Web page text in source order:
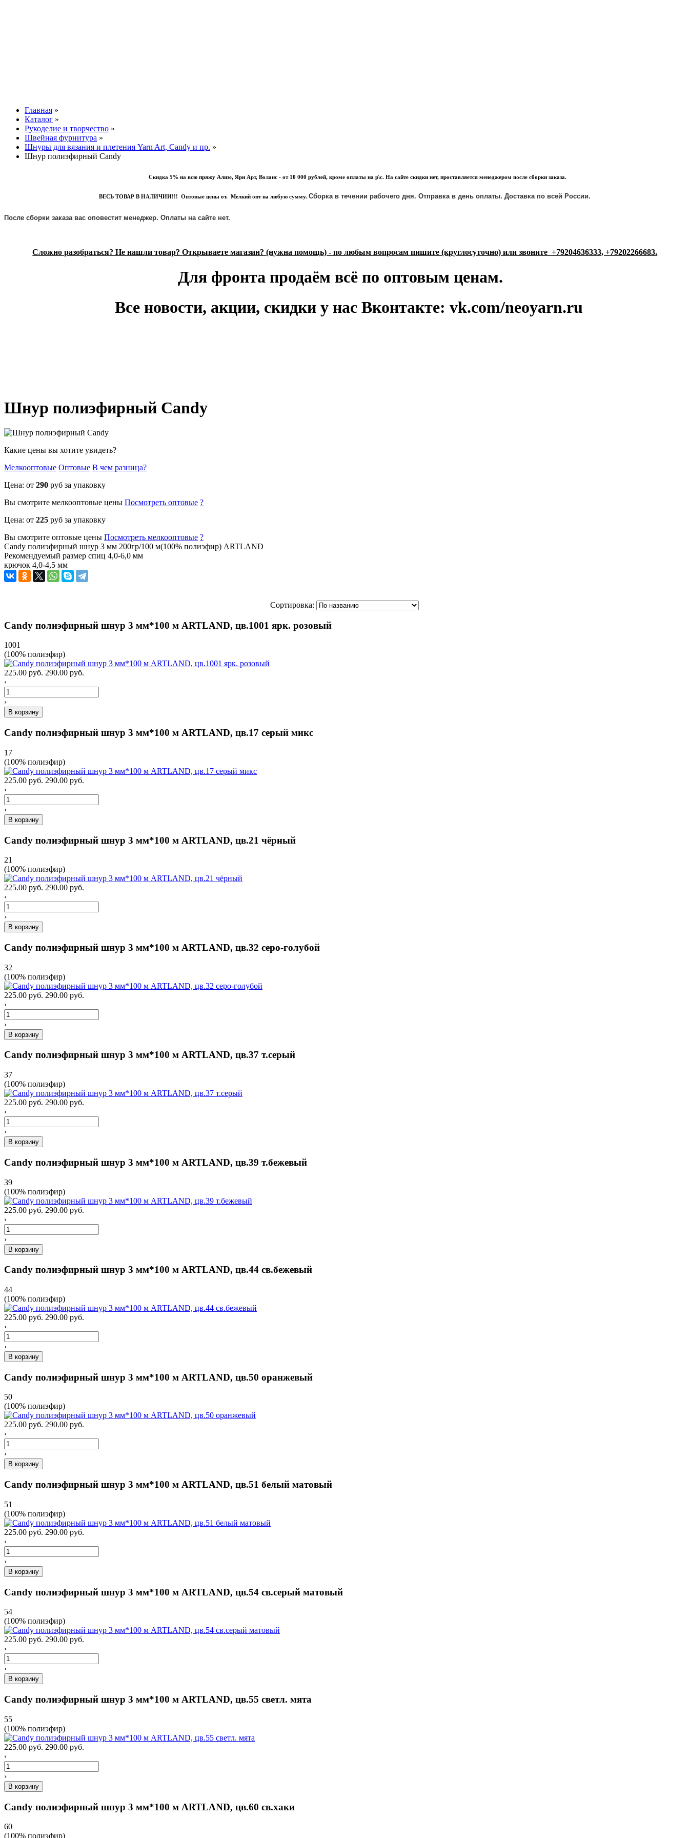
Главная »
Каталог »
Рукоделие и творчество »
Швейная фурнитура »
Шнуры для вязания и плетения Yarn Art, Candy и пр. »
Шнур полиэфирный Candy
Скидка 5% на всю пряжу Ализе, Ярн Арт, Воланс - от 10 000 рублей, кроме оплаты на р\с. На сайте скидки нет, проставляется менеджером после сборки заказа.
ВЕСЬ ТОВАР В НАЛИЧИИ!!! Оптовые цены от. Мелкий опт на любую сумму. Сборка в течении рабочего дня. Отправка в день оплаты. Доставка по всей России.
После сборки заказа вас оповестит менеджер. Оплаты на сайте нет.
Сложно разобраться? Не нашли товар?Открываете магазин? (нужна помощь) - по любым вопросам пишите (круглосуточно) или звоните+79204636333, +79202266683.
Для фронта продаём всё по оптовым ценам.
Все новости, акции, скидки у нас Вконтакте: vk.com/neoyarn.ru
Шнур полиэфирный Candy
Какие цены вы хотите увидеть?
Мелкооптовые Оптовые В чем разница?
Цена: от 290 руб за упаковку
Вы смотрите мелкооптовые цены Посмотреть оптовые ?
Цена: от 225 руб за упаковку
Вы смотрите оптовые цены Посмотреть мелкооптовые ?
Candy полиэфирный шнур 3 мм 200гр/100 м(100% полиэфир) ARTLAND
Рекомендуемый размер спиц 4,0-6,0 мм
крючок 4,0-4,5 мм
Сортировка:
Candy полиэфирный шнур 3 мм*100 м ARTLAND, цв.1001 ярк. розовый
1001
(100% полиэфир)
225.00 руб. 290.00 руб.
‹
›
В корзину
Candy полиэфирный шнур 3 мм*100 м ARTLAND, цв.17 серый микс
17
(100% полиэфир)
225.00 руб. 290.00 руб.
‹
›
В корзину
Candy полиэфирный шнур 3 мм*100 м ARTLAND, цв.21 чёрный
21
(100% полиэфир)
225.00 руб. 290.00 руб.
‹
›
В корзину
Candy полиэфирный шнур 3 мм*100 м ARTLAND, цв.32 серо-голубой
32
(100% полиэфир)
225.00 руб. 290.00 руб.
‹
›
В корзину
Candy полиэфирный шнур 3 мм*100 м ARTLAND, цв.37 т.серый
37
(100% полиэфир)
225.00 руб. 290.00 руб.
‹
›
В корзину
Candy полиэфирный шнур 3 мм*100 м ARTLAND, цв.39 т.бежевый
39
(100% полиэфир)
225.00 руб. 290.00 руб.
‹
›
В корзину
Candy полиэфирный шнур 3 мм*100 м ARTLAND, цв.44 св.бежевый
44
(100% полиэфир)
225.00 руб. 290.00 руб.
‹
›
В корзину
Candy полиэфирный шнур 3 мм*100 м ARTLAND, цв.50 оранжевый
50
(100% полиэфир)
225.00 руб. 290.00 руб.
‹
›
В корзину
Candy полиэфирный шнур 3 мм*100 м ARTLAND, цв.51 белый матовый
51
(100% полиэфир)
225.00 руб. 290.00 руб.
‹
›
В корзину
Candy полиэфирный шнур 3 мм*100 м ARTLAND, цв.54 св.серый матовый
54
(100% полиэфир)
225.00 руб. 290.00 руб.
‹
›
В корзину
Candy полиэфирный шнур 3 мм*100 м ARTLAND, цв.55 светл. мята
55
(100% полиэфир)
225.00 руб. 290.00 руб.
‹
›
В корзину
Candy полиэфирный шнур 3 мм*100 м ARTLAND, цв.60 св.хаки
60
(100% полиэфир)